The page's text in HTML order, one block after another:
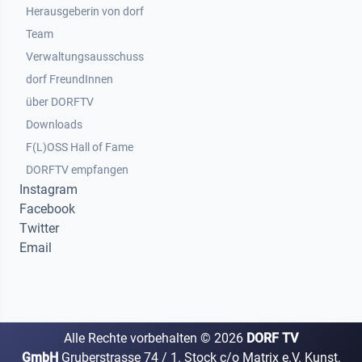
Herausgeberin von dorf
Team
Verwaltungsausschuss
dorf FreundInnen
Footer 3
über DORFTV
Downloads
F(L)OSS Hall of Fame
Footer 4
DORFTV empfangen
Instagram
Facebook
Twitter
Email
Alle Rechte vorbehalten © 2026 DORF TV
GmbH Gruberstrasse 74 / 1. Stock c/o Matrix e.V. Kunst,